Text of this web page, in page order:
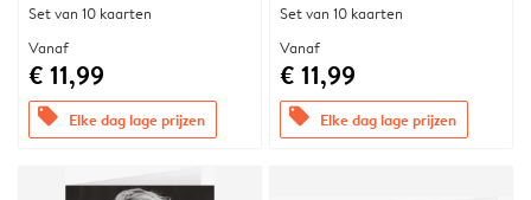
Set van 10 kaarten
Vanaf
€ 11,99
offers Elke dag lage prijzen
Set van 10 kaarten
Vanaf
€ 11,99
offers Elke dag lage prijzen